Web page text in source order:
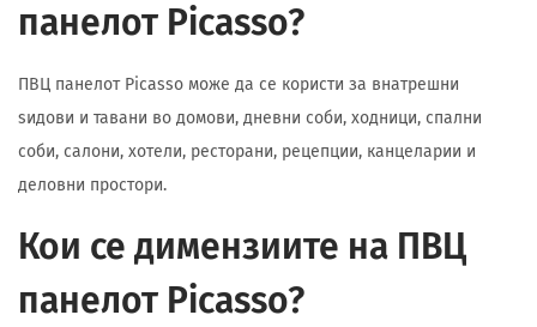
панелот Picasso?
ПВЦ панелот Picasso може да се користи за внатрешни
ѕидови и тавани во домови, дневни соби, ходници, спални
соби, салони, хотели, ресторани, рецепции, канцеларии и
деловни простори.
Кои се димензиите на ПВЦ
панелот Picasso?